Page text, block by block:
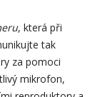
, která při
tak
za pomoci
mikrofon,